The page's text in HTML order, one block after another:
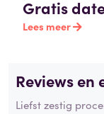
Gratis
Lees meer
Reviews en
Liefst zestig